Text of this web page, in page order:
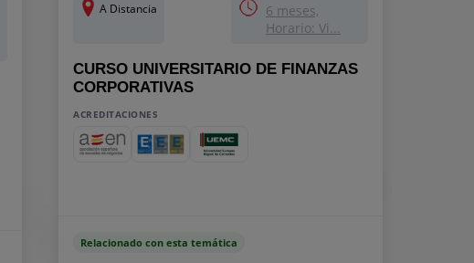
A Distancia
6 meses,
Horario: Vi...
CURSO UNIVERSITARIO DE FINANZAS
CORPORATIVAS
ACREDITACIONES
Relacionado con esta temática